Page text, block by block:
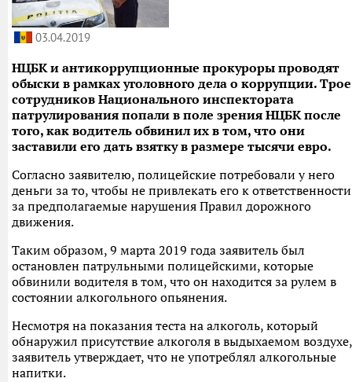
03.04.2019
НЦБК и антикоррупционные прокуроры проводят
обыски в рамках уголовного дела о коррупции. Трое
сотрудников Национального инспектората
патрулирования попали в поле зрения НЦБК после
того, как водитель обвинил их в том, что они
заставили его дать взятку в размере тысячи евро.
Согласно заявителю, полицейские потребовали у него
деньги за то, чтобы не привлекать его к ответственности
за предполагаемые нарушения Правил дорожного
движения.
Таким образом, 9 марта 2019 года заявитель был
остановлен патрульными полицейскими, которые
обвинили водителя в том, что он находится за рулем в
состоянии алкогольного опьянения.
Несмотря на показания теста на алкоголь, который
обнаружил присутствие алкоголя в выдыхаемом воздухе,
заявитель утверждает, что не употреблял алкогольные
напитки.